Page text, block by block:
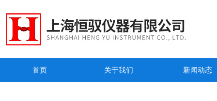
首页 关于我们 新闻动态